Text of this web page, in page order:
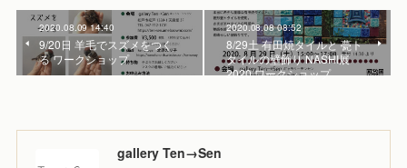
2020.08.09 14:40
9/20日 羊毛でスズメをつく
る ワークショップ
2020.08.08 08:52
8/29土 有田焼タイルと 甍ト
タイルの壁飾り NASHI展
2020 ワークショップ
gallery Ten→Sen